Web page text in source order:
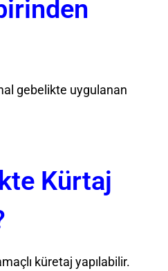
gebelikte uygulanan
Kürtaj
küretaj yapılabilir.